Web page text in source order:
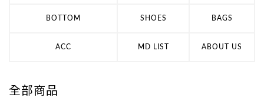
BOTTOM SHOES BAGS
ACC MD LIST ABOUT US
全部商品